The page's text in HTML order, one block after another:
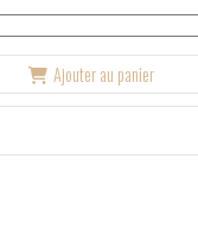
Ajouter au panier